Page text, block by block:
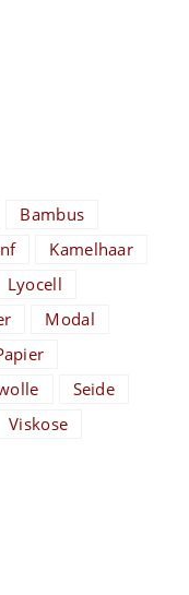
Bambus
Kamelhaar
Lyocell
Modal
Seide
Viskose